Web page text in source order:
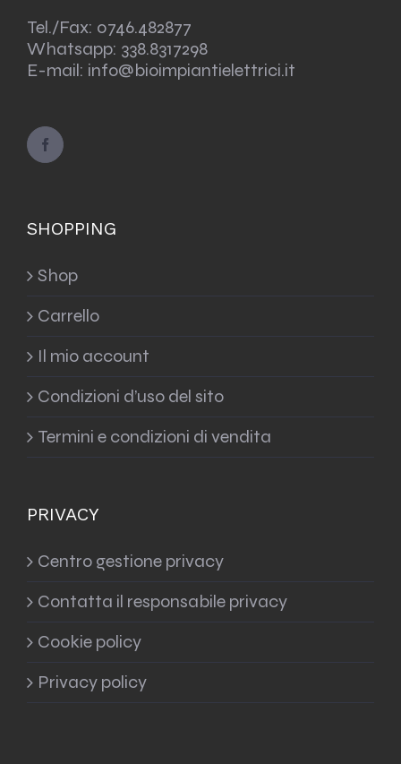
Tel./Fax: 0746.482877
Whatsapp: 338.8317298
E-mail: info@bioimpiantielettrici.it
SHOPPING
Shop
Carrello
Il mio account
Condizioni d’uso del sito
Termini e condizioni di vendita
PRIVACY
Centro gestione privacy
Contatta il responsabile privacy
Cookie policy
Privacy policy